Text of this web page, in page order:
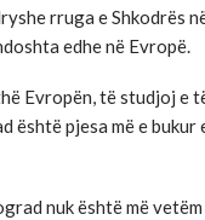
rruga e Shkodrës
edhe në Evropë.
Evropën, të studjoj e
është pjesa më e bukur
nuk është më